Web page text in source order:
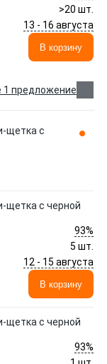
>20 шт.
13 - 16 августа
В корзину
1 предложение
щетка с
щетка с черной
93%
5 шт.
12 - 15 августа
В корзину
щетка с черной
93%